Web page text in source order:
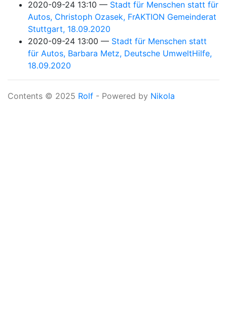
2020-09-24 13:10
Stadt für Menschen statt für
Autos, Christoph Ozasek, FrAKTION Gemeinderat
Stuttgart, 18.09.2020
2020-09-24 13:00
Stadt für Menschen statt
für Autos, Barbara Metz, Deutsche UmweltHilfe,
18.09.2020
Contents © 2025 Rolf - Powered by Nikola